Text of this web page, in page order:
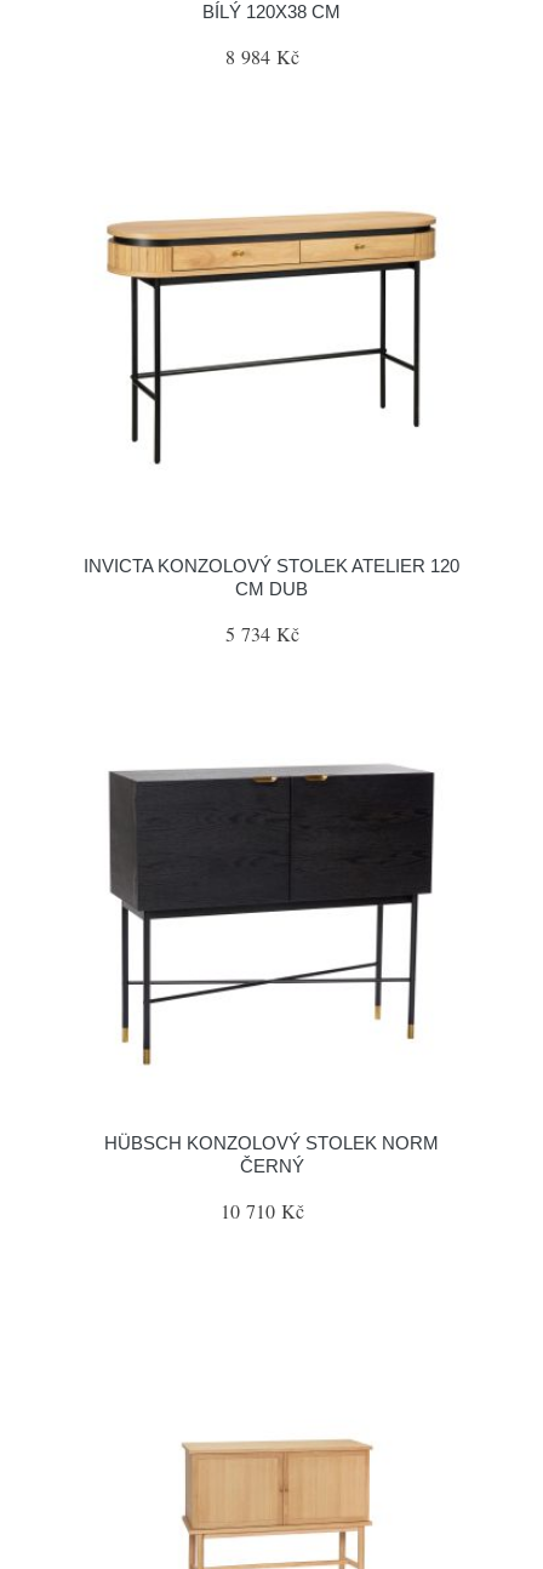
BÍLÝ 120X38 CM
8 984 Kč
INVICTA KONZOLOVÝ STOLEK ATELIER 120
CM DUB
5 734 Kč
HÜBSCH KONZOLOVÝ STOLEK NORM
ČERNÝ
10 710 Kč